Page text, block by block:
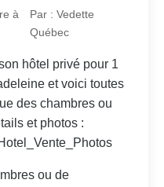
à
Par : Vedette
Québec
hôtel privé pour 1
et voici toutes
des chambres ou
et photos :
ou de